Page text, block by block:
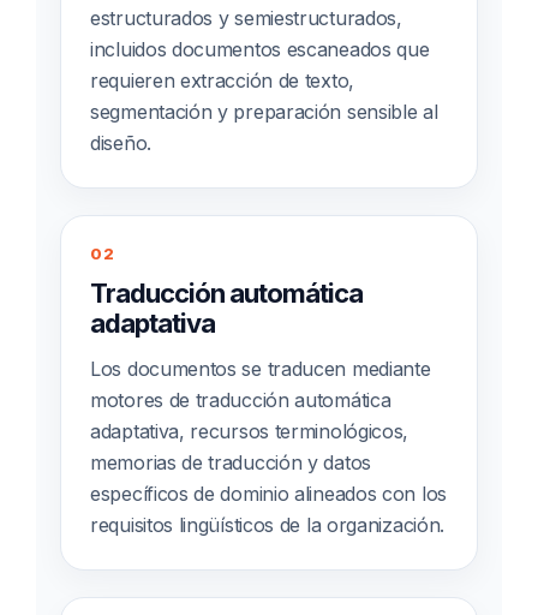
estructurados y semiestructurados,
incluidos documentos escaneados que
requieren extracción de texto,
segmentación y preparación sensible al
diseño.
02
Traducción automática
adaptativa
Los documentos se traducen mediante
motores de traducción automática
adaptativa, recursos terminológicos,
memorias de traducción y datos
específicos de dominio alineados con los
requisitos lingüísticos de la organización.